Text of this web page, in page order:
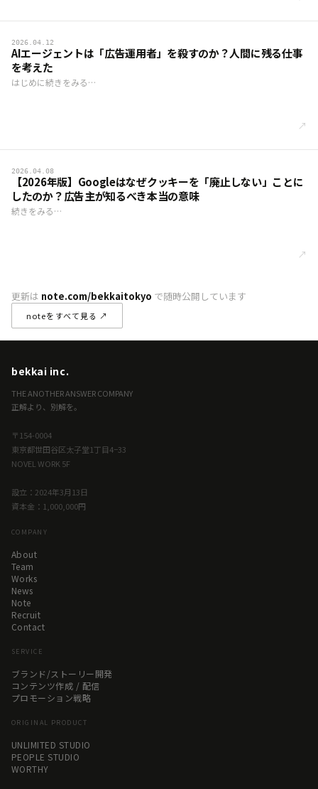
2026.04.12
AIエージェントは「広告運用者」を殺すのか？人間に残る仕事
を考えた
はじめに続きをみる…
↗
2026.04.08
【2026年版】Googleはなぜクッキーを「廃止しない」ことに
したのか？広告主が知るべき本当の意味
続きをみる…
↗
更新は note.com/bekkaitokyo で随時公開しています
noteをすべて見る ↗
bekkai inc.
THE ANOTHER ANSWER COMPANY
正解より、別解を。
〒154-0004
東京都世田谷区太子堂1丁目4−33
NOVEL WORK 5F
設立：2024年3月13日
資本金：1,000,000円
COMPANY
About
Team
Works
News
Note
Recruit
Contact
SERVICE
ブランド/ストーリー開発
コンテンツ作成 / 配信
プロモーション戦略
ORIGINAL PRODUCT
UNLIMITED STUDIO
PEOPLE STUDIO
WORTHY